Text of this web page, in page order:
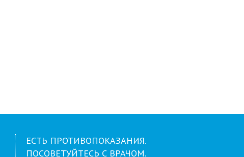
ЕСТЬ ПРОТИВОПОКАЗАНИЯ.
ПОСОВЕТУЙТЕСЬ С ВРАЧОМ.